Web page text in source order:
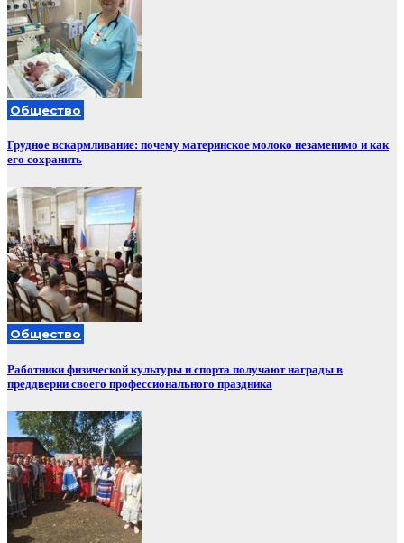
Общество
Грудное вскармливание: почему материнское молоко незаменимо и как
его сохранить
Общество
Работники физической культуры и спорта получают награды в
преддверии своего профессионального праздника